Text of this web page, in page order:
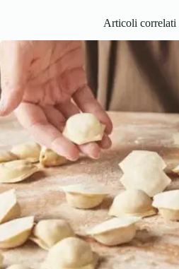
Articoli correlati